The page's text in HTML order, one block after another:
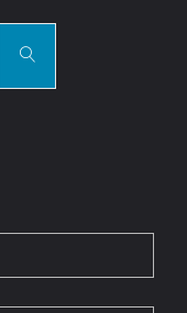
Search